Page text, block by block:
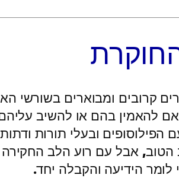
קרובים ומבוארים בשורשי
להאמין בהם או להשיב
הפילוסופים ובעלי תורות
אבל עם רוע הלב
הידיעה והקבלה יחד.